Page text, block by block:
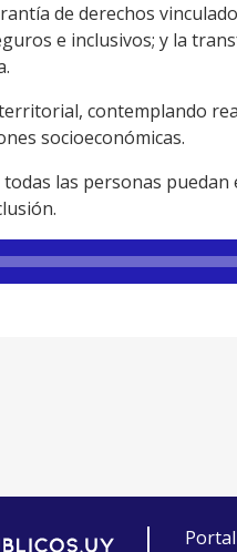
de derechos
e inclusivos; y la
contemplando
socioeconómicas.
las personas